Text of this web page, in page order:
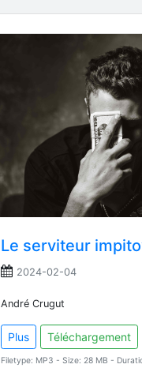
Le serviteur
2024-02-04
André Crugut
Plus Téléchargement
Filetype: MP3 - Size: 28 MB -